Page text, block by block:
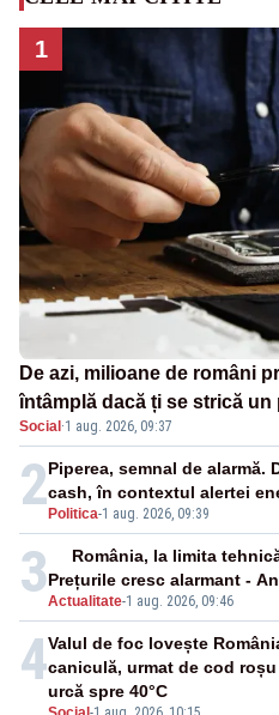
1
De azi, milioane de români
întâmplă dacă ți se strică un
Social ·1 aug. 2026, 09:37
2 Politica-1 aug. 2026, 09:39
Piperea, semnal de alarmă.
cash, în contextul alertei
3Actualitate-1 aug. 2026, 09:46
România, la limita
Prețurile cresc alarmant -
4Valul de foc lovește
caniculă, urmat de cod
urcă spre 40°C